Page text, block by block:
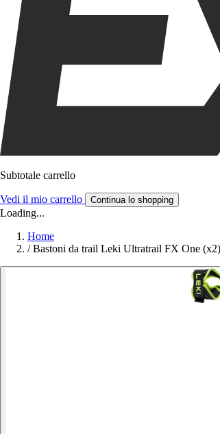
Subtotale carrello
Vedi il mio carrello Continua lo shopping
Loading...
Home
/ Bastoni da trail Leki Ultratrail FX One (x2)